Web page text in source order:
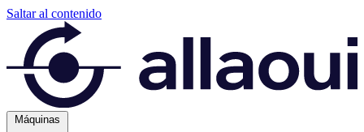
Saltar al contenido
Máquinas